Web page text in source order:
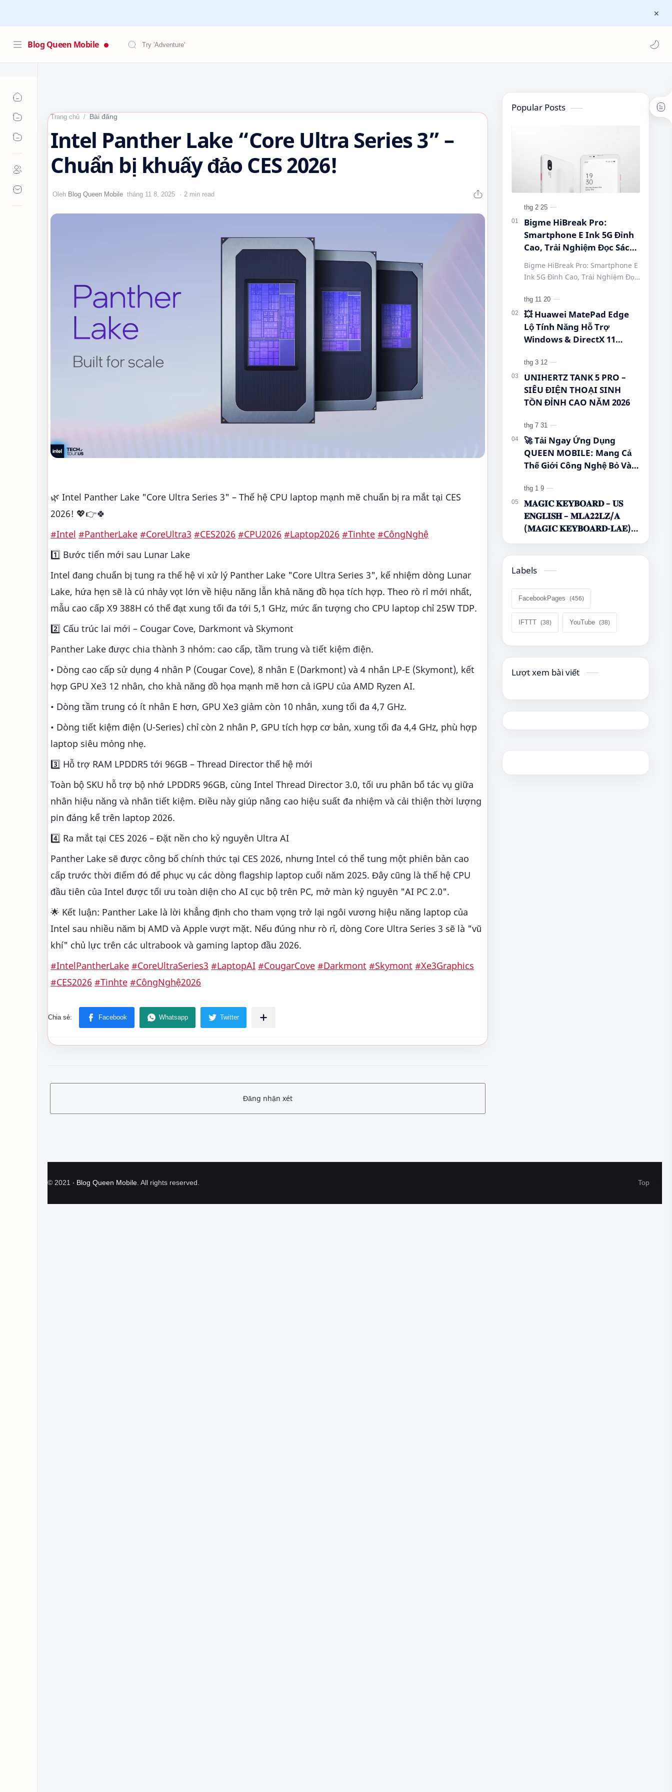
Blog Queen Mobile
Trang chủ Bài đăng
Intel Panther Lake “Core Ultra Series 3” –
Chuẩn bị khuấy đảo CES 2026!
2 min read
🌿 Intel Panther Lake "Core Ultra Series 3" – Thế hệ CPU laptop mạnh mẽ chuẩn bị ra mắt tại CES
2026! 💖👉🍀
#Intel #PantherLake #CoreUltra3 #CES2026 #CPU2026 #Laptop2026 #Tinhte #CôngNghệ
1️⃣ Bước tiến mới sau Lunar Lake
Intel đang chuẩn bị tung ra thế hệ vi xử lý Panther Lake "Core Ultra Series 3", kế nhiệm dòng Lunar
Lake, hứa hẹn sẽ là cú nhảy vọt lớn về hiệu năng lẫn khả năng đồ họa tích hợp. Theo rò rỉ mới nhất,
mẫu cao cấp X9 388H có thể đạt xung tối đa tới 5,1 GHz, mức ấn tượng cho CPU laptop chỉ 25W TDP.
2️⃣ Cấu trúc lai mới – Cougar Cove, Darkmont và Skymont
Panther Lake được chia thành 3 nhóm: cao cấp, tầm trung và tiết kiệm điện.
• Dòng cao cấp sử dụng 4 nhân P (Cougar Cove), 8 nhân E (Darkmont) và 4 nhân LP-E (Skymont), kết
hợp GPU Xe3 12 nhân, cho khả năng đồ họa mạnh mẽ hơn cả iGPU của AMD Ryzen AI.
• Dòng tầm trung có ít nhân E hơn, GPU Xe3 giảm còn 10 nhân, xung tối đa 4,7 GHz.
• Dòng tiết kiệm điện (U-Series) chỉ còn 2 nhân P, GPU tích hợp cơ bản, xung tối đa 4,4 GHz, phù hợp
laptop siêu mỏng nhẹ.
3️⃣ Hỗ trợ RAM LPDDR5 tới 96GB – Thread Director thế hệ mới
Toàn bộ SKU hỗ trợ bộ nhớ LPDDR5 96GB, cùng Intel Thread Director 3.0, tối ưu phân bổ tác vụ giữa
nhân hiệu năng và nhân tiết kiệm. Điều này giúp nâng cao hiệu suất đa nhiệm và cải thiện thời lượng
pin đáng kể trên laptop 2026.
4️⃣ Ra mắt tại CES 2026 – Đặt nền cho kỷ nguyên Ultra AI
Panther Lake sẽ được công bố chính thức tại CES 2026, nhưng Intel có thể tung một phiên bản cao
cấp trước thời điểm đó để phục vụ các dòng flagship laptop cuối năm 2025. Đây cũng là thế hệ CPU
đầu tiên của Intel được tối ưu toàn diện cho AI cục bộ trên PC, mở màn kỷ nguyên "AI PC 2.0".
🌟 Kết luận: Panther Lake là lời khẳng định cho tham vọng trở lại ngôi vương hiệu năng laptop của
Intel sau nhiều năm bị AMD và Apple vượt mặt. Nếu đúng như rò rỉ, dòng Core Ultra Series 3 sẽ là "vũ
khí" chủ lực trên các ultrabook và gaming laptop đầu 2026.
#IntelPantherLake #CoreUltraSeries3 #LaptopAI #CougarCove #Darkmont #Skymont #Xe3Graphics
#CES2026 #Tinhte #CôngNghệ2026
Đăng nhận xét
Popular Posts
Bigme HiBreak Pro:
Smartphone E Ink 5G Đỉnh
Cao, Trải Nghiệm Đọc Sách
Mobile! #BigmeHiBreakPro
#SmartphoneEInk
#QueenMobile
#HiBreakPro5G
#DienThoaiDocSach
#CongNgheMoi
#EInkPhone
#5GSmartphone
Bigme HiBreak Pro: Smartphone E
Ink 5G Đỉnh Cao, Trải Nghiệm Đọc
#BigmeHiBreakPro
#SmartphoneEInk #QueenMobile
#Hi…
💥 Huawei MatePad Edge
Lộ Tính Năng Hỗ Trợ
Windows & DirectX 11
UNIHERTZ TANK 5 PRO –
SIÊU ĐIỆN THOẠI SINH
TỒN ĐỈNH CAO NĂM 2026
🚀 Tải Ngay Ứng Dụng
QUEEN MOBILE: Mang Cả
Thế Giới Công Nghệ Bỏ Vào
𝐌𝐀𝐆𝐈𝐂 𝐊𝐄𝐘𝐁𝐎𝐀𝐑𝐃 – 𝐔𝐒
𝐄𝐍𝐆𝐋𝐈𝐒𝐇 – 𝐌𝐋𝐀𝟐𝟐𝐋𝐙/𝐀
(𝐌𝐀𝐆𝐈𝐂 𝐊𝐄𝐘𝐁𝐎𝐀𝐑𝐃-𝐋𝐀𝐄)
Labels
FacebookPages
IFTTT YouTube
Lượt xem bài viết
© 2021 ‧ Blog Queen Mobile . All rights reserved.